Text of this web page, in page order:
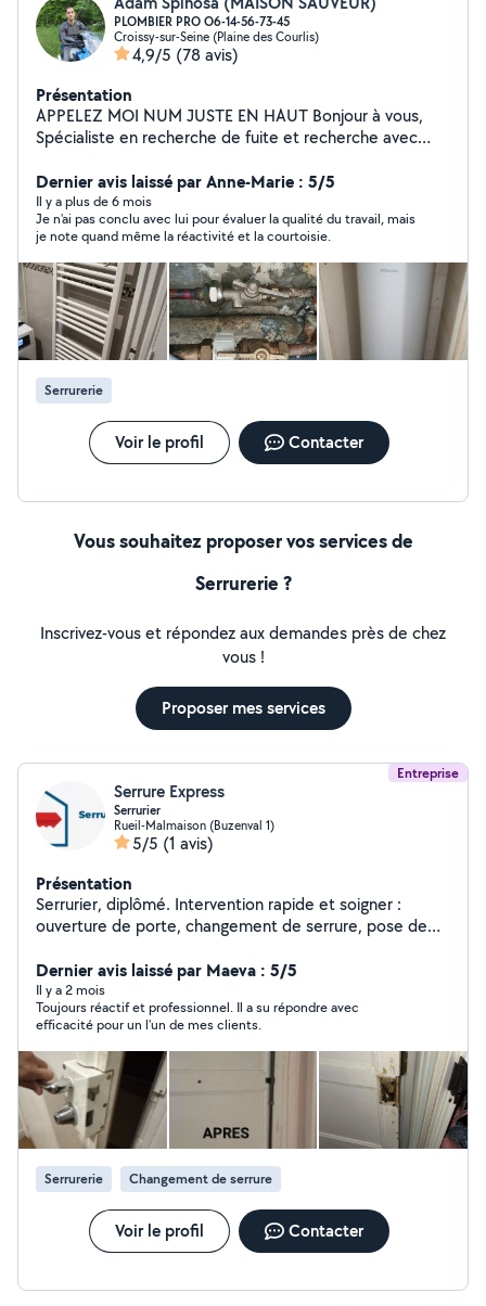
PLOMBIER PRO O6-14-56-73-45
Croissy-sur-Seine (Plaine des Courlis)
4,9/5 (78 avis)
Présentation
APPELEZ MOI NUM JUSTE EN HAUT Bonjour à vous,
Spécialiste en recherche de fuite et recherche avec
directement au num J'ai travaillé dans le bâtiment et
dans la rénovation énergétique pendant plusieurs
années. Je détiens un diplôme de plomberie et génie
climatique. Je peux vous faire un dépannage plomberie
/ climatisation, et également des entretiens réguliers,
nécessaire pour les installations climatisations et
plomberie. Conseil en isolation et diagnostics. (
également un Master en communication digitale)
Dernier avis laissé par Anne-Marie : 5/5
Il y a plus de 6 mois
Je n'ai pas conclu avec lui pour évaluer la qualité du travail, mais
je note quand même la réactivité et la courtoisie.
Serrurerie
Voir le profil Contacter
Vous souhaitez proposer vos services de
Serrurerie ?
Inscrivez-vous et répondez aux demandes près de chez
vous !
Proposer mes services
Entreprise
Serrure Express
Serrurier
Rueil-Malmaison (Buzenval 1)
5/5 (1 avis)
Présentation
Serrurier, diplômé. Intervention rapide et soigner :
ouverture de porte, changement de serrure, pose de
serrurier, confirmé par mon expérience et ma pratique.
Je vous propose un travail minutieux, sérieux, à un prix
très convenable. Sachez que derrière mon prix, il y a un
service, une sécurité, un suivi et une garantie.
Déplacements offerts
Dernier avis laissé par Maeva : 5/5
Il y a 2 mois
Toujours réactif et professionnel. Il a su répondre avec
efficacité pour un l'un de mes clients.
Serrurerie Changement de serrure
Voir le profil Contacter